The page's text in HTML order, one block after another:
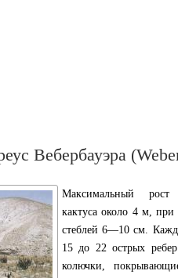
Вебербауэра
Максимальный рост
кактуса около 4 м, при
стеблей 6—10 см.
15 до 22 острых
колючки,